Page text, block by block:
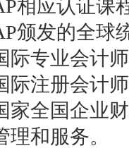
相应认证课
颁发的全球
际专业会计
际注册会计
家全国企业
和服务。